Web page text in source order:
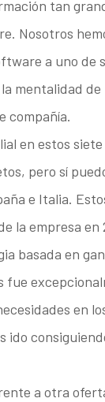
tan
Nosotros
a uno de
mentalidad
compañía.
en estos siete
pero sí
e Italia.
la empresa
basada en
fue
en
ido
a otra